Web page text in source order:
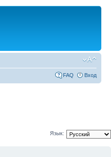
FAQ Вход
Язык: